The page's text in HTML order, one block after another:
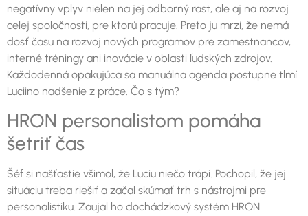
negatívny vplyv nielen na jej odborný rast, ale aj na rozvoj
celej spoločnosti, pre ktorú pracuje. Preto ju mrzí, že nemá
dosť času na rozvoj nových programov pre zamestnancov,
interné tréningy ani inovácie v oblasti ľudských zdrojov.
Každodenná opakujúca sa manuálna agenda postupne tlmí
Luciino nadšenie z práce. Čo s tým?
HRON personalistom pomáha
šetriť čas
Šéf si našťastie všimol, že Luciu niečo trápi. Pochopil, že jej
situáciu treba riešiť a začal skúmať trh s nástrojmi pre
personalistiku. Zaujal ho dochádzkový systém HRON